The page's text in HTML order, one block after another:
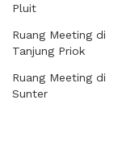
Pluit
Ruang Meeting di
Tanjung Priok
Ruang Meeting di
Sunter